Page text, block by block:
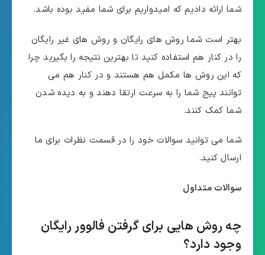
شما ارائه دادیم که امیدواریم برای شما مفید بوده باشد.
بهتر است شما روش های رایگان و روش های غیر رایگان
را در کنار هم استفاده کنید تا بهترین نتیجه را بگیرید چرا
که این روش ها مکمل هم هستند و در کنار هم می
توانند پیج شما را به سرعت ارتقا دهند و به دیده شدن
شما کمک کنند.
شما می توانید سوالات خود را در قسمت نظرات برای ما
ارسال کنید.
سوالات متداول
چه روش هایی برای گرفتن فالوور رایگان
وجود دارد؟